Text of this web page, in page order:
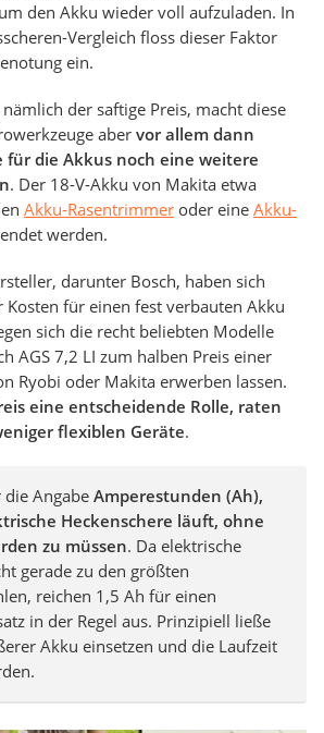
den Akku wieder voll aufzuladen. In
Vergleich floss dieser Faktor
ein.
der saftige Preis, macht diese
aber vor allem dann
die Akkus noch eine weitere
. Der 18-V-Akku von Makita etwa
Akku-Rasentrimmer oder eine Akku-
werden.
darunter Bosch, haben sich
Kosten für einen fest verbauten Akku
sich die recht beliebten Modelle
AGS 7,2 LI zum halben Preis einer
Ryobi oder Makita erwerben lassen.
eine entscheidende Rolle, raten
flexiblen Geräte.
Angabe Amperestunden (Ah),
Heckenschere läuft, ohne
zu müssen. Da elektrische
gerade zu den größten
reichen 1,5 Ah für einen
in der Regel aus. Prinzipiell ließe
Akku einsetzen und die Laufzeit